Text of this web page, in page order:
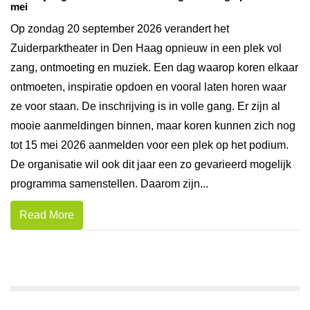
mei
Op zondag 20 september 2026 verandert het
Zuiderparktheater in Den Haag opnieuw in een plek vol
zang, ontmoeting en muziek. Een dag waarop koren elkaar
ontmoeten, inspiratie opdoen en vooral laten horen waar
ze voor staan. De inschrijving is in volle gang. Er zijn al
mooie aanmeldingen binnen, maar koren kunnen zich nog
tot 15 mei 2026 aanmelden voor een plek op het podium.
De organisatie wil ook dit jaar een zo gevarieerd mogelijk
programma samenstellen. Daarom zijn...
Read More